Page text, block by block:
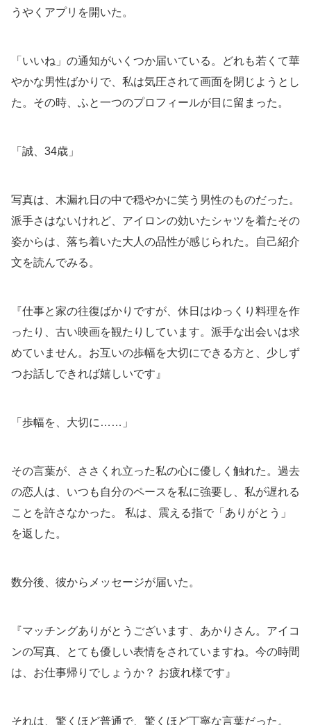
うやくアプリを開いた。
「いいね」の通知がいくつか届いている。どれも若くて華
やかな男性ばかりで、私は気圧されて画面を閉じようとし
た。その時、ふと一つのプロフィールが目に留まった。
「誠、34歳」
写真は、木漏れ日の中で穏やかに笑う男性のものだった。
派手さはないけれど、アイロンの効いたシャツを着たその
姿からは、落ち着いた大人の品性が感じられた。自己紹介
文を読んでみる。
『仕事と家の往復ばかりですが、休日はゆっくり料理を作
ったり、古い映画を観たりしています。派手な出会いは求
めていません。お互いの歩幅を大切にできる方と、少しず
つお話しできれば嬉しいです』
「歩幅を、大切に……」
その言葉が、ささくれ立った私の心に優しく触れた。過去
の恋人は、いつも自分のペースを私に強要し、私が遅れる
ことを許さなかった。 私は、震える指で「ありがとう」
を返した。
数分後、彼からメッセージが届いた。
『マッチングありがとうございます、あかりさん。アイコ
ンの写真、とても優しい表情をされていますね。今の時間
は、お仕事帰りでしょうか？ お疲れ様です』
それは、驚くほど普通で、驚くほど丁寧な言葉だった。